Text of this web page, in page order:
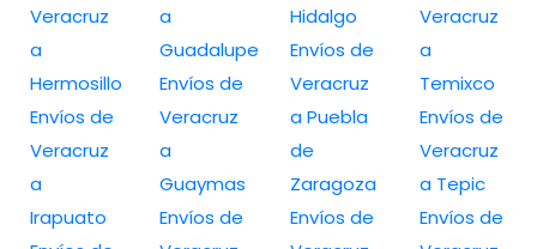
Veracruz
a
Hermosillo
Envíos de
Veracruz
a
Irapuato
a
Guadalupe
Envíos de
Veracruz
a
Guaymas
Envíos de
Hidalgo
Envíos de
Veracruz
a Puebla
de
Zaragoza
Envíos de
Veracruz
a
Temixco
Envíos de
Veracruz
a Tepic
Envíos de